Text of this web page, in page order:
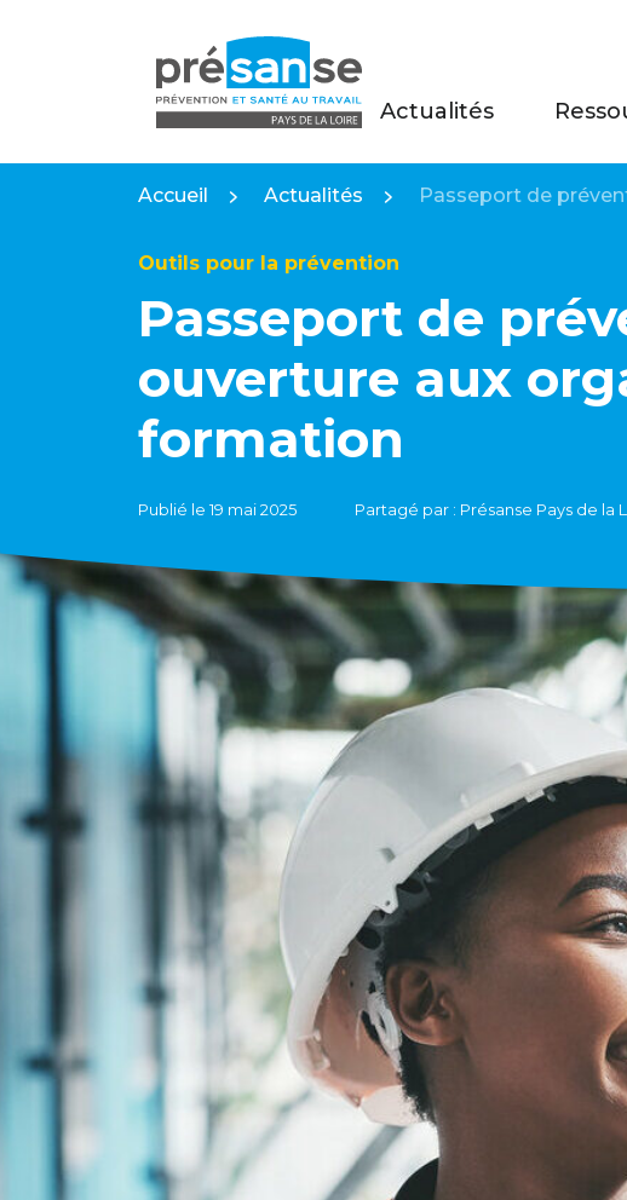
Actualités
Passeport de
ouverture aux
formation
Outils pour la prévention
Publié le 19 mai 2025 Partagé par : Présanse Pays de la
Accueil Actualités Passeport de